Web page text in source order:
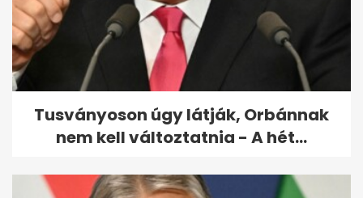
Ide utazott Putyin az ellene
kiadott elfogatóparancs
másnapján -...
Tusványoson úgy látják, Orbánnak
nem kell változtatnia - A hét...